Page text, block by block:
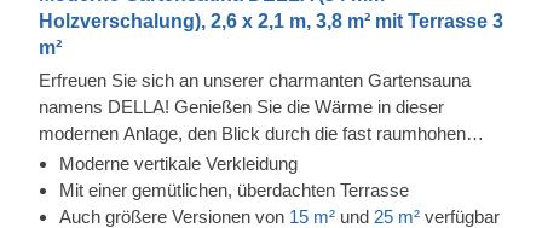
Holzverschalung), 2,6 x 2,1 m, 3,8 m² mit Terrasse 3
m²
Erfreuen Sie sich an unserer charmanten Gartensauna
namens DELLA! Genießen Sie die Wärme in dieser
modernen Anlage, den Blick durch die fast raumhohen
Fenster und spüren Sie dabei, wie die Anspannung immer
mehr von Ihrem Körper abfällt. Die Fassadenverkleidung
ist eine zusätzliche Schicht, die zur Robustheit und
Moderne vertikale Verkleidung
Mit einer gemütlichen, überdachten Terrasse
Auch größere Versionen von 15 m² und 25 m² verfügbar